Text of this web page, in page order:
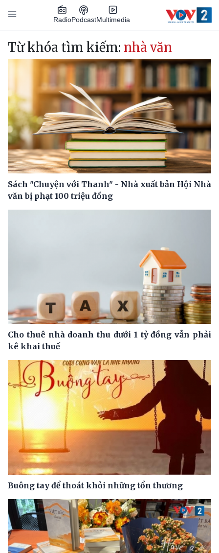
Nhảy đến nội dung
RadioPodcastMultimedia
Main navigation
Từ khóa tìm kiếm: nhà văn
Sách "Chuyện với Thanh" - Nhà xuất bản Hội Nhà
văn bị phạt 100 triệu đồng
Cho thuê nhà doanh thu dưới 1 tỷ đồng vẫn phải
kê khai thuế
Buông tay để thoát khỏi những tổn thương